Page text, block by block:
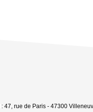
rue de Paris - 47300